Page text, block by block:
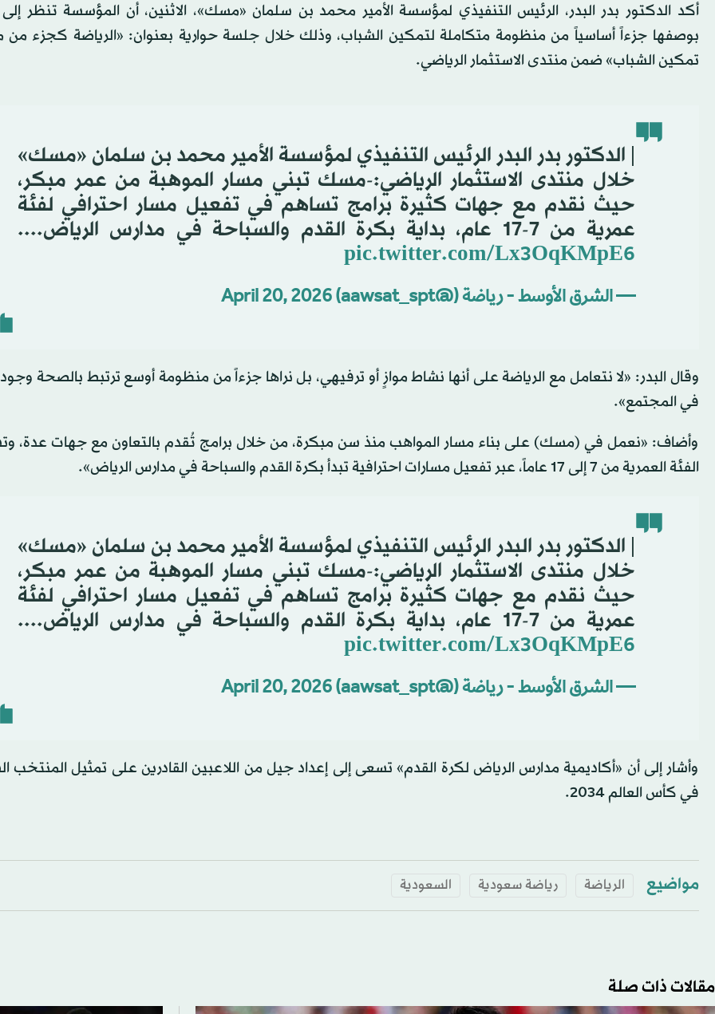
أكد الدكتور بدر البدر، الرئيس التنفيذي لمؤسسة الأمير محمد بن سلمان «مسك»، الاثنين، أن المؤسسة تنظر إلى
بوصفها جزءاً أساسياً من منظومة متكاملة لتمكين الشباب، وذلك خلال جلسة حوارية بعنوان: «الرياضة كجزء
تمكين الشباب» ضمن منتدى الاستثمار الرياضي.
️| الدكتور بدر البدر الرئيس التنفيذي لمؤسسة الأمير محمد بن سلمان «مسك»
خلال منتدى الاستثمار الرياضي:-مسك تبني مسار الموهبة من عمر مبكر،
حيث نقدم مع جهات كثيرة برامج تساهم في تفعيل مسار احترافي لفئة
عمرية من 7-17 عام، بداية بكرة القدم والسباحة في مدارس الرياض....
pic.twitter.com/Lx3OqKMpE6
— الشرق الأوسط - رياضة (@aawsat_spt) April 20, 2026
وقال البدر: «لا نتعامل مع الرياضة على أنها نشاط موازٍ أو ترفيهي، بل نراها جزءاً من منظومة أوسع ترتبط بالصحة
في المجتمع».
وأضاف: «نعمل في (مسك) على بناء مسار المواهب منذ سن مبكرة، من خلال برامج تُقدم بالتعاون مع جهات عدة،
الفئة العمرية من 7 إلى 17 عاماً، عبر تفعيل مسارات احترافية تبدأ بكرة القدم والسباحة في مدارس الرياض».
️| الدكتور بدر البدر الرئيس التنفيذي لمؤسسة الأمير محمد بن سلمان «مسك»
خلال منتدى الاستثمار الرياضي:-مسك تبني مسار الموهبة من عمر مبكر،
حيث نقدم مع جهات كثيرة برامج تساهم في تفعيل مسار احترافي لفئة
عمرية من 7-17 عام، بداية بكرة القدم والسباحة في مدارس الرياض....
pic.twitter.com/Lx3OqKMpE6
— الشرق الأوسط - رياضة (@aawsat_spt) April 20, 2026
وأشار إلى أن «أكاديمية مدارس الرياض لكرة القدم» تسعى إلى إعداد جيل من اللاعبين القادرين على تمثيل المنتخب
في كأس العالم 2034.
مواضيع الرياضة رياضة سعودية السعودية
مقالات ذات صلة